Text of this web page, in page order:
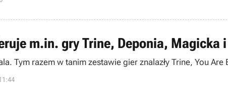
m.in. gry Trine, Deponia, Magicka
Tym razem w tanim zestawie gier znalazły Trine, You